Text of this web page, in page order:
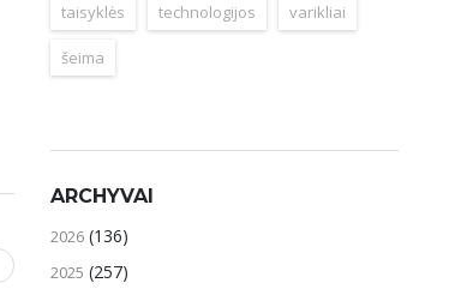
taisyklės technologijos varikliai
šeima
ARCHYVAI
2026 (136)
2025 (257)